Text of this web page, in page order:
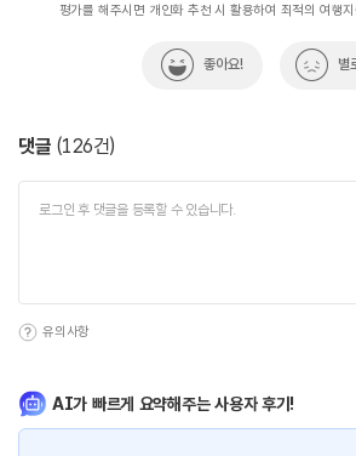
평가를 해주시면 개인화 추천 시 활용하여 최적의 여행
좋아요! 별
댓글 (126건)
유의사항
AI가 빠르게 요약해주는 사용자 후기!